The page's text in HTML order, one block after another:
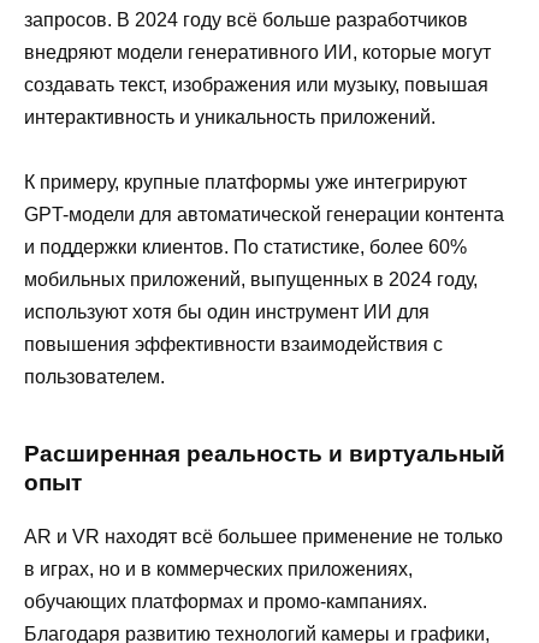
запросов. В 2024 году всё больше разработчиков
внедряют модели генеративного ИИ, которые могут
создавать текст, изображения или музыку, повышая
интерактивность и уникальность приложений.
К примеру, крупные платформы уже интегрируют
GPT-модели для автоматической генерации контента
и поддержки клиентов. По статистике, более 60%
мобильных приложений, выпущенных в 2024 году,
используют хотя бы один инструмент ИИ для
повышения эффективности взаимодействия с
пользователем.
Расширенная реальность и виртуальный
опыт
AR и VR находят всё большее применение не только
в играх, но и в коммерческих приложениях,
обучающих платформах и промо-кампаниях.
Благодаря развитию технологий камеры и графики,